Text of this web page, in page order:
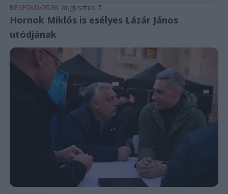
BELFÖLD 2026. augusztus 7.
Hornok Miklós is esélyes Lázár János
utódjának